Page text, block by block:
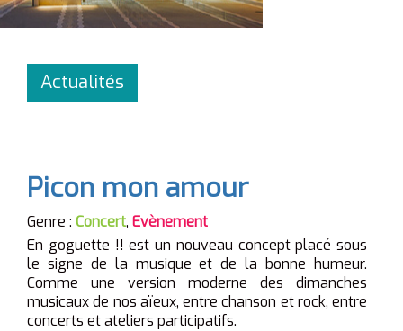
Actualités
Picon mon amour
Genre : Concert, Evènement
En goguette !! est un nouveau concept placé sous
le signe de la musique et de la bonne humeur.
Comme une version moderne des dimanches
musicaux de nos aïeux, entre chanson et rock, entre
concerts et ateliers participatifs.